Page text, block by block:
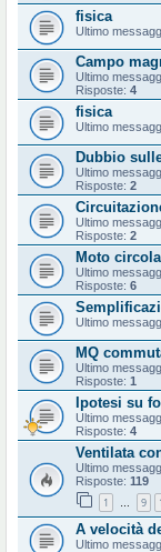
fisica
Ultimo
Campo
Ultimo
Risposte: 4
fisica
Ultimo
Dubbio
Ultimo
Risposte: 2
Ultimo
Risposte: 2
Moto
Ultimo
Risposte: 6
Ultimo
MQ
Ultimo
Risposte: 1
Ipotesi su
Ultimo
Risposte: 4
Ventilata
Ultimo
Risposte: 119
1 … 9
A velocità
Ultimo